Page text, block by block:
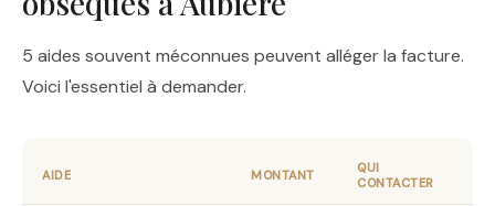
5 aides souvent méconnues peuvent alléger la facture.
Voici l'essentiel à demander.
AIDE MONTANT
QUI
CONTACTER